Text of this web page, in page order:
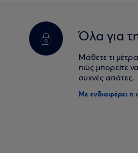
Όλα για
Μάθετε τι
πώς μπορείτε να
συχνές απάτες.
Με ενδιαφέρει η